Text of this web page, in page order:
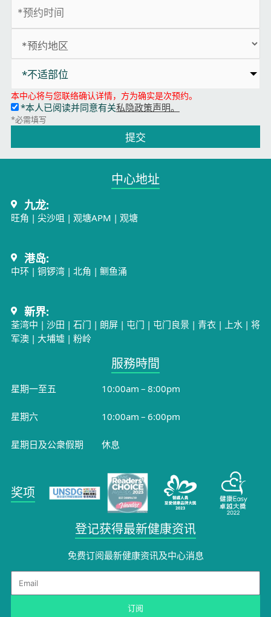
*不适部位
本中心将与您联络确认详情，方为确实是次预约。
*本人已阅读并同意有关私隐政策声明。
*必需填写
提交
中心地址​
九龙:
旺角 | 尖沙咀 | 观塘APM | 观塘
港岛:
中环| 铜锣湾| 北角 | 鲗鱼涌
新界:
荃湾中 | 沙田 | 石门 | 朗屏| 屯门 | 屯门良景 | 青衣 | 上水 | 将
军澳| 大埔墟 | 粉岭
服務時間​
星期一至五 10:00am – 8:00pm
星期六 10:00am – 6:00pm
星期日及公衆假期 休息
登记获得最新健康资讯
免费订阅最新健康资讯及中心消息​
Email
订阅
奖项